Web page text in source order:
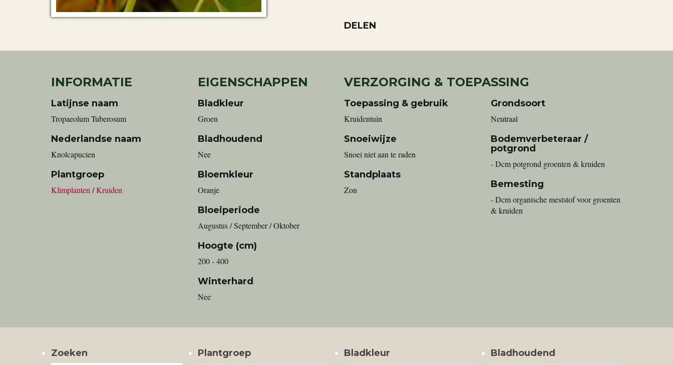
DELEN
INFORMATIE
Latijnse naam
Tropaeolum Tuberosum
Nederlandse naam
Knolcapucien
Plantgroep
Klimplanten /Kruiden
EIGENSCHAPPEN
Bladkleur
Groen
Bladhoudend
Nee
Bloemkleur
Oranje
Bloeiperiode
Augustus / September / Oktober
Hoogte (cm)
200 - 400
Winterhard
Nee
VERZORGING & TOEPASSING
Toepassing & gebruik
Kruidentuin
Snoeiwijze
Snoei niet aan te raden
Standplaats
Zon
Grondsoort
Neutraal
Bodemverbeteraar /
potgrond
- Dcm potgrond groenten & kruiden
Bemesting
- Dcm organische meststof voor groenten
& kruiden
Zoeken Plantgroep Bladkleur Bladhoudend